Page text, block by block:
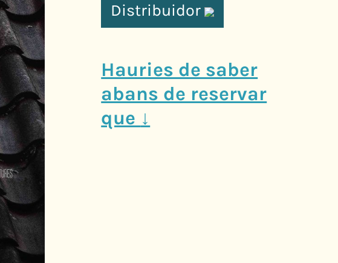
Distribuidor
Hauries de saber
abans de reservar
que ↓